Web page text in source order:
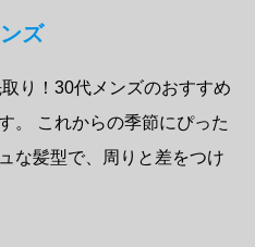
ズ
り！30代メンズのおすすめ
。 これからの季節にぴった
な髪型で、周りと差をつけ